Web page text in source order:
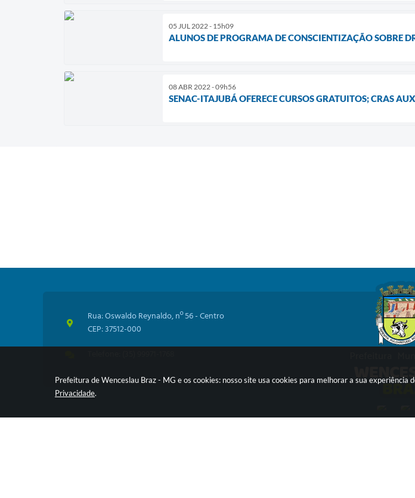
Prefeitura de Wenceslau Braz - MG e os cookies: nosso site usa cookies para melhorar a sua experiência
Privacidade.
05 JUL 2022 - 15h09
ALUNOS DE PROGRAMA DE CONSCIENTIZAÇÃO SOBRE
08 ABR 2022 - 09h56
SENAC-ITAJUBÁ OFERECE CURSOS GRATUITOS; CRAS
Rua: Oswaldo Reynaldo, nº 56 - Centro
CEP: 37512-000